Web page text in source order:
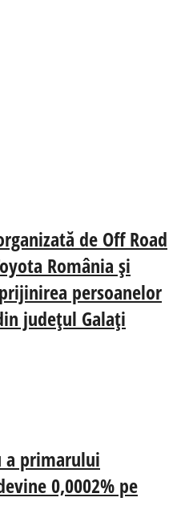
de Off Road
România și
persoanelor
județul Galați
primarului
0,0002% pe